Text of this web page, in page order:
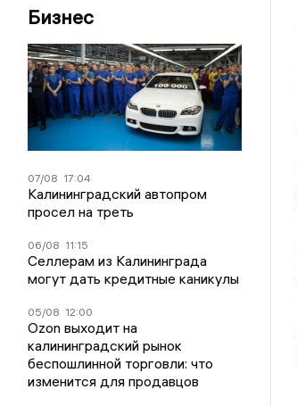
Бизнес
07/08 17:04
Калининградский автопром
просел на треть
06/08 11:15
Селлерам из Калининграда
могут дать кредитные каникулы
05/08 12:00
Ozon выходит на
калининградский рынок
беспошлинной торговли: что
изменится для продавцов